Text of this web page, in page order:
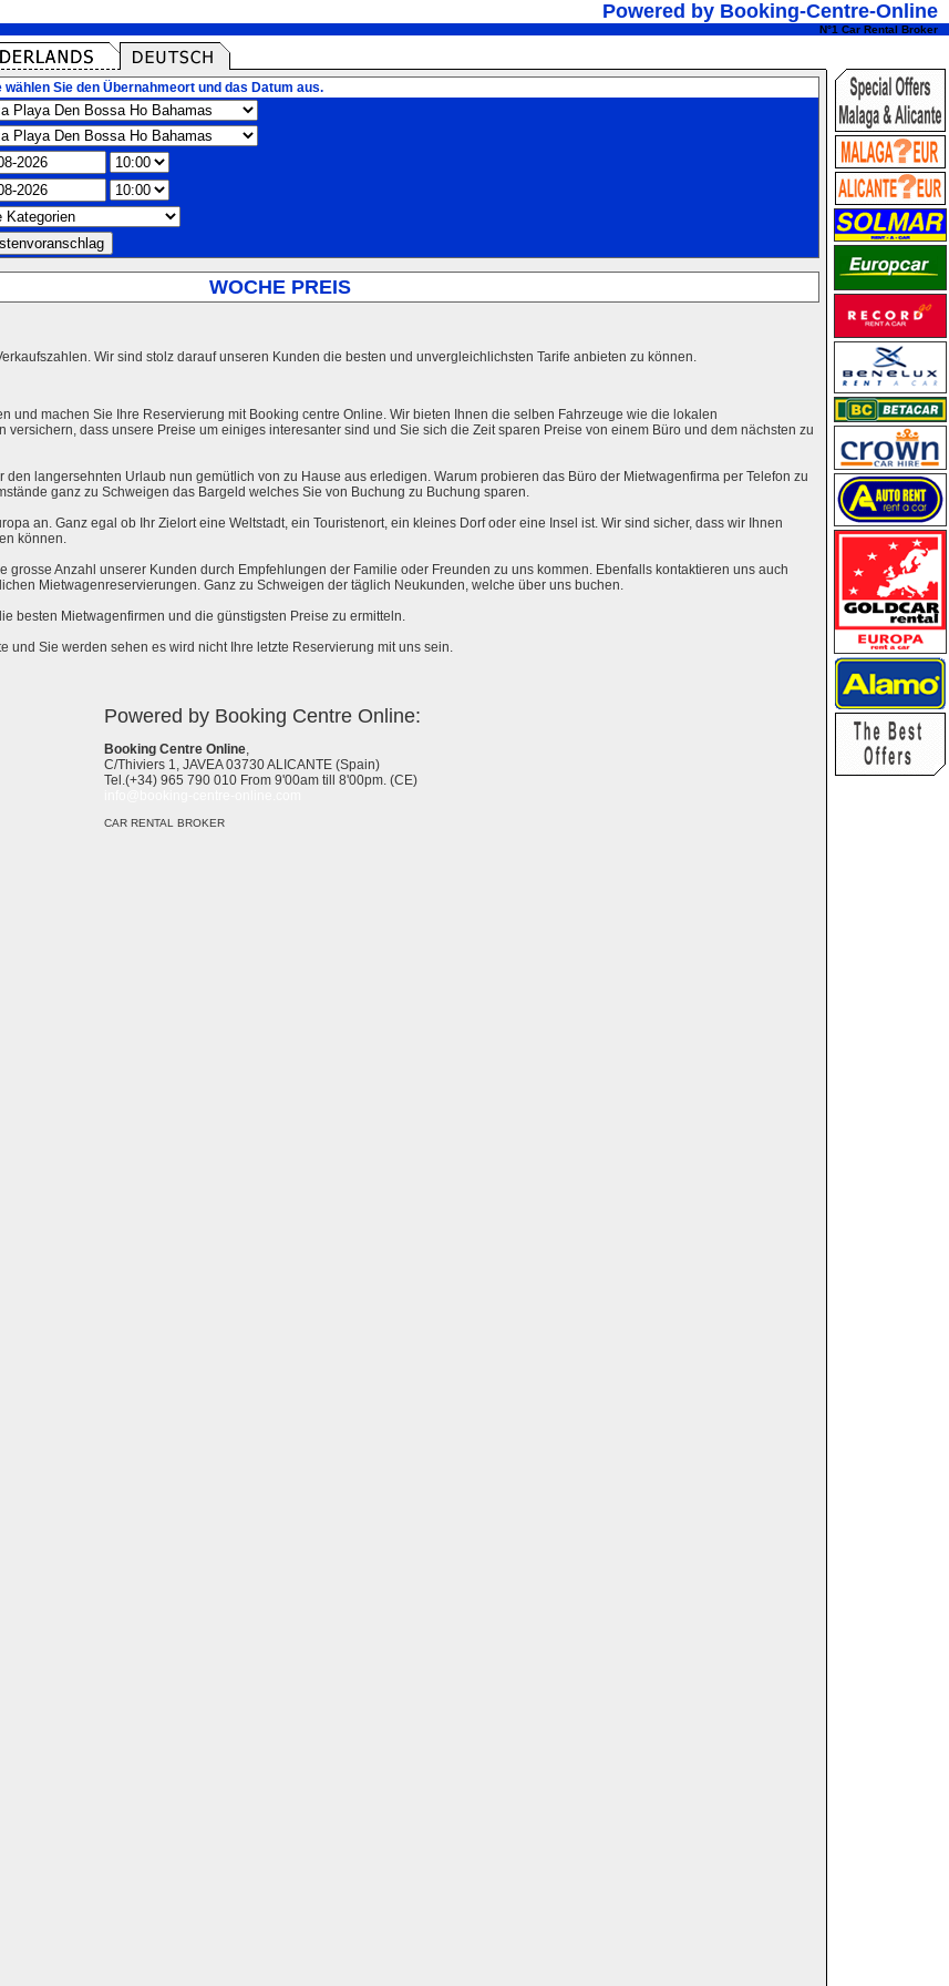
Powered by Booking-Centre-Online
N°1 Car Rental Broker
wählen Sie den Übernahmeort und das Datum aus.
WOCHE PREIS
Wir sind stolz darauf unseren Kunden die besten und unvergleichlichsten Tarife anbieten zu können.
und machen Sie Ihre Reservierung mit Booking centre Online. Wir bieten Ihnen die selben Fahrzeuge wie die lokalen
versichern, dass unsere Preise um einiges interesanter sind und Sie sich die Zeit sparen Preise von einem Büro und dem nächsten zu
langersehnten Urlaub nun gemütlich von zu Hause aus erledigen. Warum probieren das Büro der Mietwagenfirma per Telefon zu
ganz zu Schweigen das Bargeld welches Sie von Buchung zu Buchung sparen.
an. Ganz egal ob Ihr Zielort eine Weltstadt, ein Touristenort, ein kleines Dorf oder eine Insel ist. Wir sind sicher, dass wir Ihnen
können.
grosse Anzahl unserer Kunden durch Empfehlungen der Familie oder Freunden zu uns kommen. Ebenfalls kontaktieren uns auch
Mietwagenreservierungen. Ganz zu Schweigen der täglich Neukunden, welche über uns buchen.
besten Mietwagenfirmen und die günstigsten Preise zu ermitteln.
und Sie werden sehen es wird nicht Ihre letzte Reservierung mit uns sein.
Powered by Booking Centre Online:
Booking Centre Online,
C/Thiviers 1, JAVEA 03730 ALICANTE (Spain)
Tel.(+34) 965 790 010 From 9'00am till 8'00pm. (CE)
CAR RENTAL BROKER